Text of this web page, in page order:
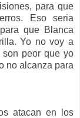
para que
Eso seria
que Blanca
Yo no voy a
peor que yo
no alcanza para
atacan en los